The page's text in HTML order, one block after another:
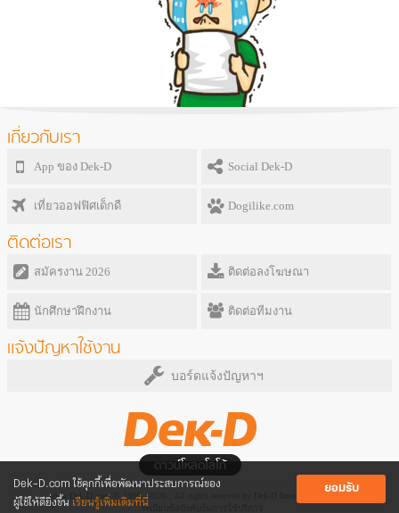
Dek-D.com ใช้คุกกี้เพื่อพัฒนาประสบการณ์ของ
ผู้ใช้ให้ดียิ่งขึ้น เรียนรู้เพิ่มเติมที่นี่
ยอมรับ
เกี่ยวกับเรา
App ของ Dek-D Social Dek-D
เที่ยวออฟฟิศเด็กดี Dogilike.com
ติดต่อเรา
สมัครงาน 2026 ติดต่อลงโฆษณา
นักศึกษาฝึกงาน ติดต่อทีมงาน
แจ้งปัญหาใช้งาน
บอร์ดแจ้งปัญหาฯ
ดาวน์โหลดโลโก้
www.Dek-D.com © 1999 - 2026 ; All rights reserved by Dek-D Interactive Co.,Ltd.
ระเบียบข้อบังคับในการใช้บริการ